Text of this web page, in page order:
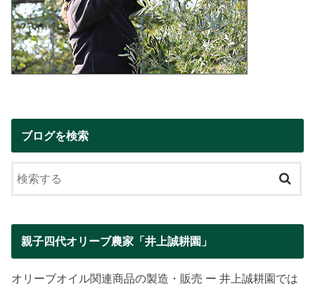
ブログを検索
親子四代オリーブ農家「井上誠耕園」
オリーブオイル関連商品の製造・販売 ー 井上誠耕園では